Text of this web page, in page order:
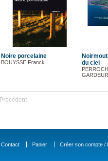
Noire porcelaine
BOUYSSE Franck
du ciel
Précédent
Contact Panier Créer son compte /